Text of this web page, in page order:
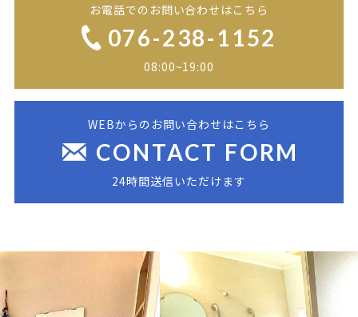
お電話でのお問い合わせはこちら
076-238-1152
08:00~19:00
WEBからのお問い合わせはこちら
CONTACT FORM
24時間送信いただけます